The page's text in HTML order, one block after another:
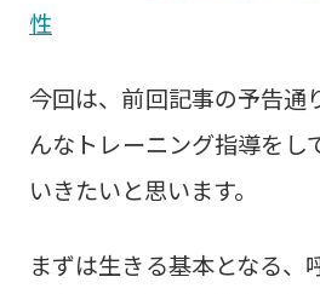
性
今回は、前回記事の予告通
んなトレーニング指導をし
いきたいと思います。
まずは生きる基本となる、